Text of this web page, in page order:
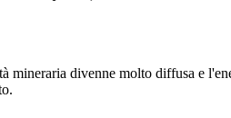
mineraria divenne molto diffusa e